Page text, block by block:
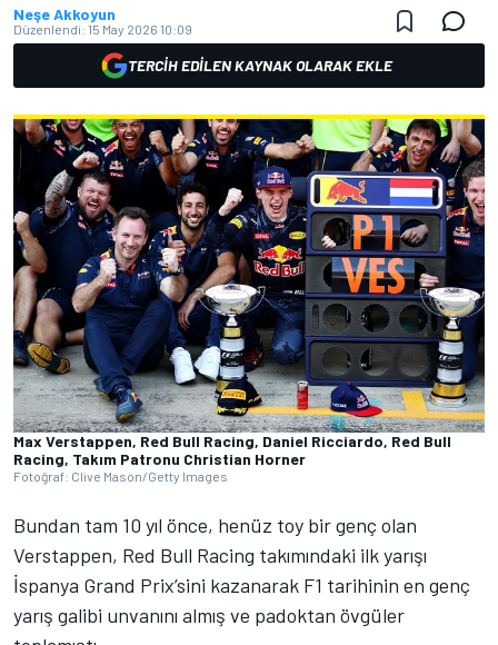
Neşe Akkoyun
Düzenlendi: 15 May 2026 10:09
TERCIH EDILEN KAYNAK OLARAK EKLE
Max Verstappen, Red Bull Racing, Daniel Ricciardo, Red Bull
Racing, Takım Patronu Christian Horner
Fotoğraf: Clive Mason/Getty Images
Bundan tam 10 yıl önce, henüz toy bir genç olan
Verstappen, Red Bull Racing takımındaki ilk yarışı
İspanya Grand Prix’sini kazanarak F1 tarihinin en genç
yarış galibi unvanını almış ve padoktan övgüler